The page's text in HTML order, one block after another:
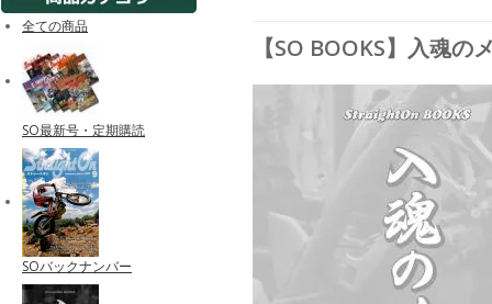
【SO BOOKS】入魂
全ての商品
SO最新号・定期購読
SOバックナンバー